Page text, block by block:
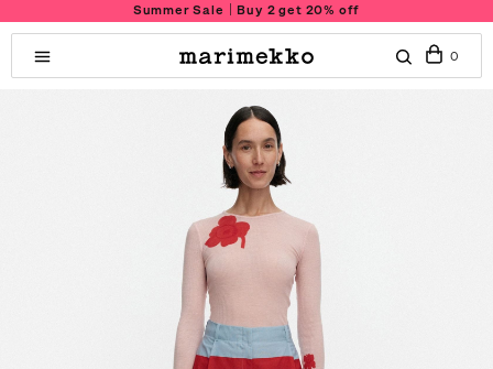
Summer Sale｜Buy 2 get 20% off
0